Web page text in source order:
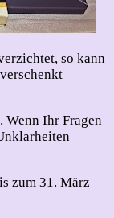
so kann
Wenn Ihr Fragen
zum 31. März